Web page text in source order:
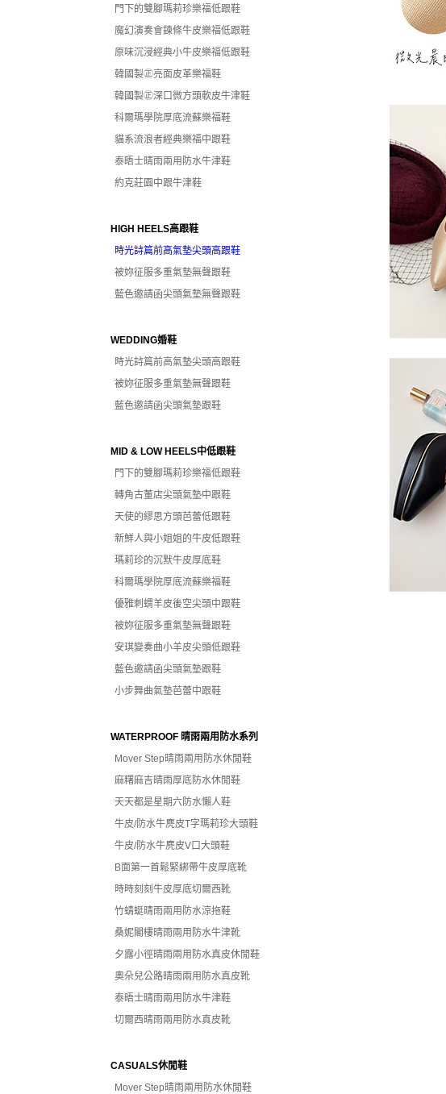
門下的雙腳瑪莉珍樂福低跟鞋
魔幻演奏會鍊條牛皮樂福低跟鞋
原味沉浸經典小牛皮樂福低跟鞋
韓國製㊣亮面皮革樂福鞋
韓國製㊣深口微方頭軟皮牛津鞋
科爾瑪學院厚底流蘇樂福鞋
貓系流浪者經典樂福中跟鞋
泰晤士晴雨兩用防水牛津鞋
約克莊園中跟牛津鞋
HIGH HEELS高跟鞋
時光詩篇前高氣墊尖頭高跟鞋
被妳征服多重氣墊無聲跟鞋
藍色邀請函尖頭氣墊無聲跟鞋
WEDDING婚鞋
時光詩篇前高氣墊尖頭高跟鞋
被妳征服多重氣墊無聲跟鞋
藍色邀請函尖頭氣墊跟鞋
MID & LOW HEELS中低跟鞋
門下的雙腳瑪莉珍樂福低跟鞋
轉角古董店尖頭氣墊中跟鞋
天使的繆思方頭芭蕾低跟鞋
新鮮人與小姐姐的牛皮低跟鞋
瑪莉珍的沉默牛皮厚底鞋
科爾瑪學院厚底流蘇樂福鞋
優雅刺蝟羊皮後空尖頭中跟鞋
被妳征服多重氣墊無聲跟鞋
安琪變奏曲小羊皮尖頭低跟鞋
藍色邀請函尖頭氣墊跟鞋
小步舞曲氣墊芭蕾中跟鞋
WATERPROOF 晴雨兩用防水系列
Mover Step晴雨兩用防水休閒鞋
麻糬麻吉晴雨厚底防水休閒鞋
天天都是星期六防水懶人鞋
牛皮/防水牛麂皮T字瑪莉珍大頭鞋
牛皮/防水牛麂皮V口大頭鞋
B面第一首鬆緊綁帶牛皮厚底靴
時時刻刻牛皮厚底切爾西靴
竹蜻蜓晴雨兩用防水涼拖鞋
桑妮閣樓晴雨兩用防水牛津靴
夕露小徑晴雨兩用防水真皮休閒鞋
奧朵兒公路晴雨兩用防水真皮靴
泰晤士晴雨兩用防水牛津鞋
切爾西晴雨兩用防水真皮靴
CASUALS休閒鞋
Mover Step晴雨兩用防水休閒鞋